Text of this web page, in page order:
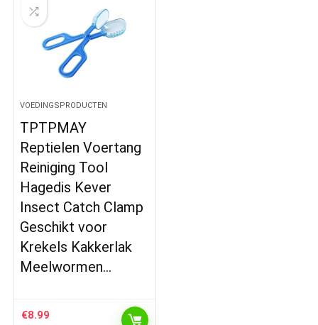
VOEDINGSPRODUCTEN
TPTPMAY
Reptielen Voertang
Reiniging Tool
Hagedis Kever
Insect Catch Clamp
Geschikt voor
Krekels Kakkerlak
Meelwormen…
€8.99